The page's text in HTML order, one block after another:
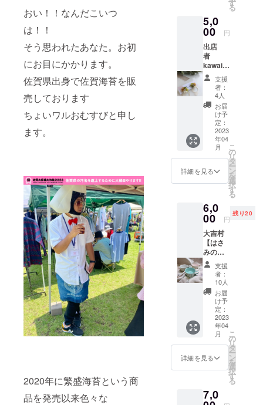
おい！！なんだこいつ
は！！
そう思われたあなた。お初
にお目にかかります。
佐賀県出身で佐賀海苔を販
売しております
ちょいワルおむすびと申し
ます。
2020年に繁盛海苔という商
品を発売以来色々な
テッ
カー２
枚 ●佐
賀大縁
日大作
戦の入
場料が
無料と
なりま
す。
（5/27
の一部
と二
部、
5/28の
両日フ
リーパ
画像の
ロゴ
のス
テッ
カー二
枚セッ
トとな
りま
す。
す
る
5,0
00 円
出店
者
kawaik
a（長崎
県）
https://i
nstagra
m.com/
kawaik
a_m/ ●
名称：
商品券
2,000円
分 ●内
容：ア
品購入
時に使
用でき
る2,000
円分商
品券と
なりま
す。 ●
使用方
法：ク
ラウド
ファン
ディン
グ期間
が終了
後、
クーポ
いたし
支援
者：
4人
お届
け予
定：
2023
年04
月
詳細を見る
こ
の
リ
タ
ー
ン
を
選
択
す
る
6,0
00 円
残り20
大吉村
【はさ
みの大
吉】
（佐賀
県）
https://i
nstagra
m.com/
hasami
no.daiki
chi/
https://i
nstagra
m.com/
daikichi
名称：
パステ
支援
者：
10人
お届
け予
定：
2023
年04
月
詳細を見る
こ
の
リ
タ
ー
ン
を
選
択
す
る
7,0